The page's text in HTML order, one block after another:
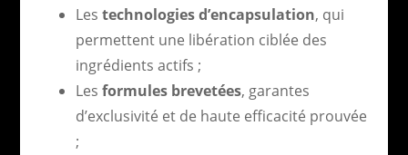
Les technologies d’encapsulation, qui
permettent une libération ciblée des
ingrédients actifs ;
Les formules brevetées, garantes
d’exclusivité et de haute efficacité prouvée
;